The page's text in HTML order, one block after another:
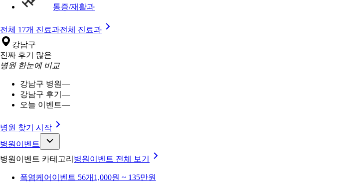
통증/재활과
전체 17개 진료과전체 진료과
강남구
진짜 후기 많은
병원 한눈에 비교
강남구 병원—
강남구 후기 —
오늘 이벤트—
병원 찾기 시작
병원이벤트
병원이벤트 카테고리 병원이벤트 전체 보기
폭염케어 이벤트 56개 1,000원 ~ 135만원